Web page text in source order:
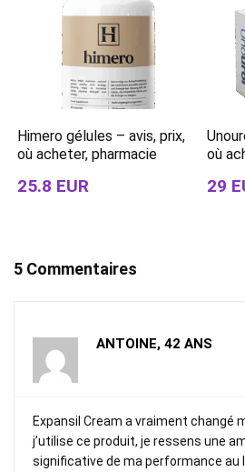
Himero gélules – avis, prix,
où acheter, pharmacie
25.8 EUR
où
29
5 Commentaires
ANTOINE, 42 ANS
Expansil Cream a vraiment changé
j’utilise ce produit, je ressens une
significative de ma performance au